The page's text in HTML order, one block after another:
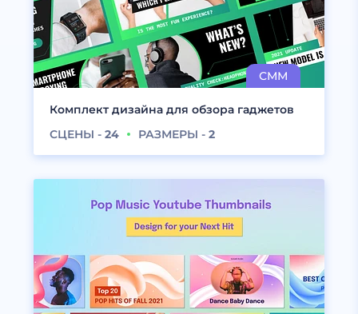
Комплект дизайна для обзора гаджетов
СЦЕНЫ - 24 РАЗМЕРЫ - 2